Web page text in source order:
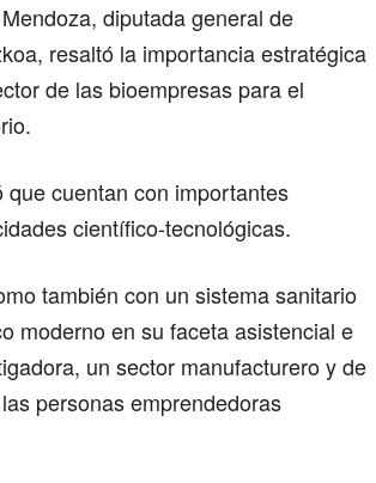
diputada general de
resaltó la importancia estratégica
de las bioempresas para el
que cuentan con importantes
científico-tecnológicas.
también con un sistema sanitario
moderno en su faceta asistencial e
un sector manufacturero y de
personas emprendedoras